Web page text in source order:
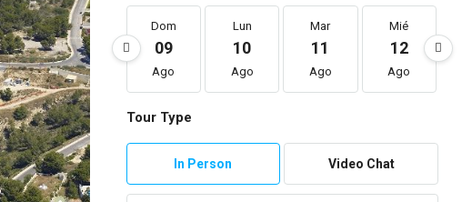
Dom
09
Ago
Lun
10
Ago
Mar
11
Ago
Mié
12
Ago
Tour Type
In Person Video Chat